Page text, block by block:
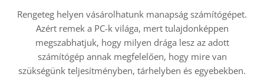
Rengeteg helyen vásárolhatunk manapság számítógépet.
Azért remek a PC-k világa, mert tulajdonképpen
megszabhatjuk, hogy milyen drága lesz az adott
számítógép annak megfelelően, hogy mire van
szükségünk teljesítményben, tárhelyben és egyebekben.